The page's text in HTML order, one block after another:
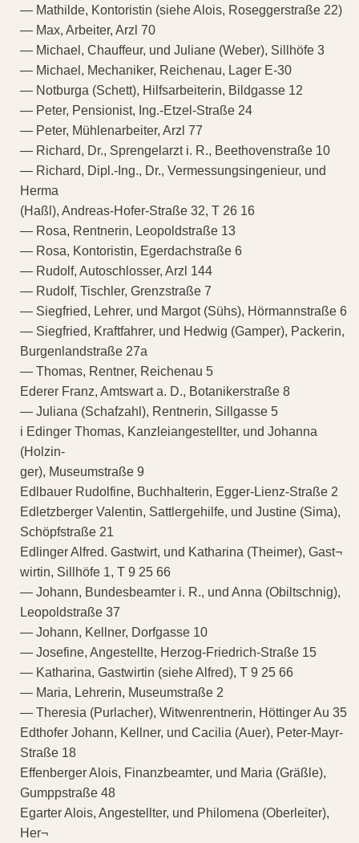
— Mathilde, Kontoristin (siehe Alois, Roseggerstraße 22)
— Max, Arbeiter, Arzl 70
— Michael, Chauffeur, und Juliane (Weber), Sillhöfe 3
— Michael, Mechaniker, Reichenau, Lager E-30
— Notburga (Schett), Hilfsarbeiterin, Bildgasse 12
— Peter, Pensionist, Ing.-Etzel-Straße 24
— Peter, Mühlenarbeiter, Arzl 77
— Richard, Dr., Sprengelarzt i. R., Beethovenstraße 10
— Richard, Dipl.-Ing., Dr., Vermessungsingenieur, und
Herma
(Haßl), Andreas-Hofer-Straße 32, T 26 16
— Rosa, Rentnerin, Leopoldstraße 13
— Rosa, Kontoristin, Egerdachstraße 6
— Rudolf, Autoschlosser, Arzl 144
— Rudolf, Tischler, Grenzstraße 7
— Siegfried, Lehrer, und Margot (Sühs), Hörmannstraße 6
— Siegfried, Kraftfahrer, und Hedwig (Gamper), Packerin,
Burgenlandstraße 27a
— Thomas, Rentner, Reichenau 5
Ederer Franz, Amtswart a. D., Botanikerstraße 8
— Juliana (Schafzahl), Rentnerin, Sillgasse 5
i Edinger Thomas, Kanzleiangestellter, und Johanna
(Holzin-
ger), Museumstraße 9
Edlbauer Rudolfine, Buchhalterin, Egger-Lienz-Straße 2
Edletzberger Valentin, Sattlergehilfe, und Justine (Sima),
Schöpfstraße 21
Edlinger Alfred. Gastwirt, und Katharina (Theimer), Gast¬
wirtin, Sillhöfe 1, T 9 25 66
— Johann, Bundesbeamter i. R., und Anna (Obiltschnig),
Leopoldstraße 37
— Johann, Kellner, Dorfgasse 10
— Josefine, Angestellte, Herzog-Friedrich-Straße 15
— Katharina, Gastwirtin (siehe Alfred), T 9 25 66
— Maria, Lehrerin, Museumstraße 2
— Theresia (Purlacher), Witwenrentnerin, Höttinger Au 35
Edthofer Johann, Kellner, und Cacilia (Auer), Peter-Mayr-
Straße 18
Effenberger Alois, Finanzbeamter, und Maria (Gräßle),
Gumppstraße 48
Egarter Alois, Angestellter, und Philomena (Oberleiter),
Her¬